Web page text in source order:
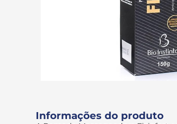
Informações do produto